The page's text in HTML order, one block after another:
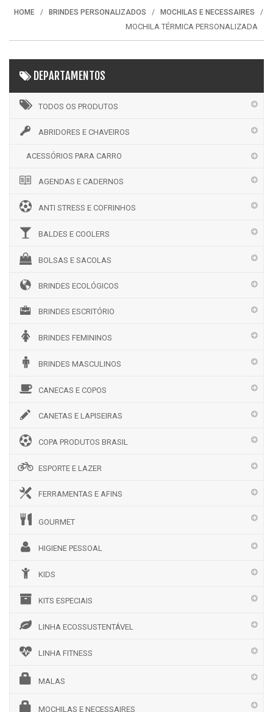
HOME BRINDES PERSONALIZADOS MOCHILAS E NECESSAIRES
MOCHILA TÉRMICA PERSONALIZADA
DEPARTAMENTOS
TODOS OS PRODUTOS
ABRIDORES E CHAVEIROS
ACESSÓRIOS PARA CARRO
AGENDAS E CADERNOS
ANTI STRESS E COFRINHOS
BALDES E COOLERS
BOLSAS E SACOLAS
BRINDES ECOLÓGICOS
BRINDES ESCRITÓRIO
BRINDES FEMININOS
BRINDES MASCULINOS
CANECAS E COPOS
CANETAS E LAPISEIRAS
COPA PRODUTOS BRASIL
ESPORTE E LAZER
FERRAMENTAS E AFINS
GOURMET
HIGIENE PESSOAL
KIDS
KITS ESPECIAIS
LINHA ECOSSUSTENTÁVEL
LINHA FITNESS
MALAS
MOCHILAS E NECESSAIRES